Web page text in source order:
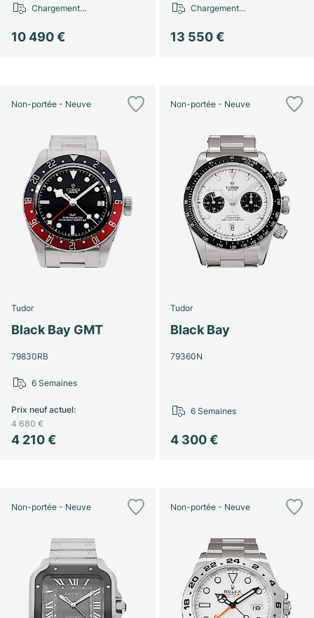
10 490 €
Chargement…
13 550 €
Chargement…
Non-portée - Neuve
Tudor
Black Bay GMT
79830RB
4 210 €
Prix neuf actuel:
4 680 €
6 Semaines
Non-portée - Neuve
Tudor
Black Bay
79360N
4 300 €
6 Semaines
Non-portée - Neuve Non-portée - Neuve